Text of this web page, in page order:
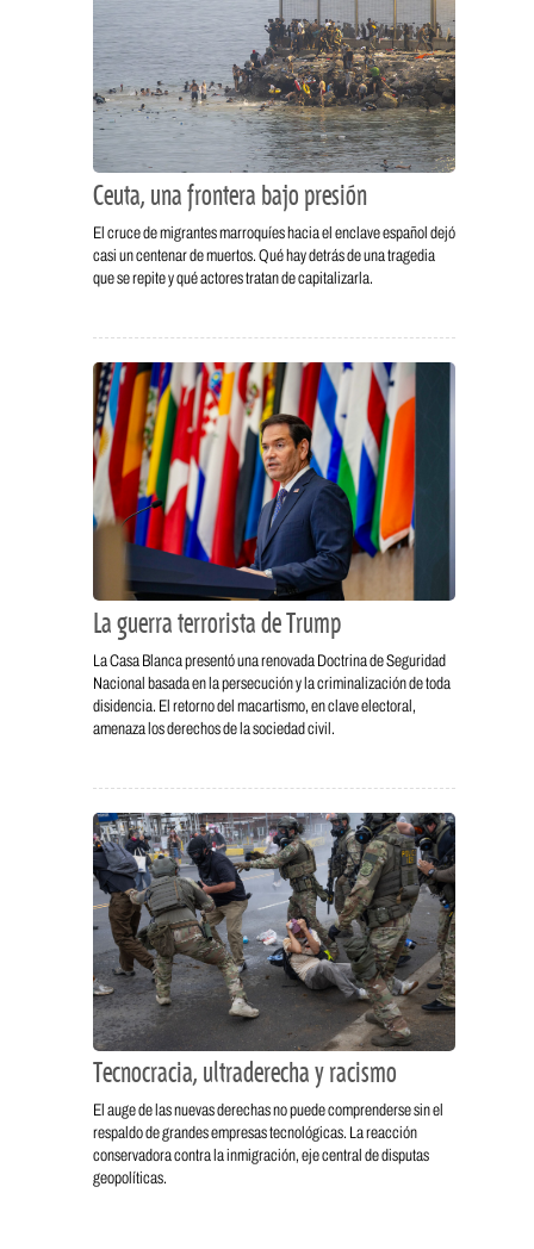
Ceuta, una frontera bajo presión
El cruce de migrantes marroquíes hacia el enclave español dejó
casi un centenar de muertos. Qué hay detrás de una tragedia
que se repite y qué actores tratan de capitalizarla.
La guerra terrorista de Trump
La Casa Blanca presentó una renovada Doctrina de Seguridad
Nacional basada en la persecución y la criminalización de toda
disidencia. El retorno del macartismo, en clave electoral,
amenaza los derechos de la sociedad civil.
Tecnocracia, ultraderecha y racismo
El auge de las nuevas derechas no puede comprenderse sin el
respaldo de grandes empresas tecnológicas. La reacción
conservadora contra la inmigración, eje central de disputas
geopolíticas.